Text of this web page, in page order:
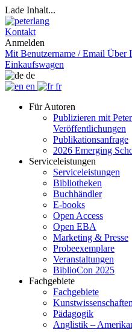
Lade Inhalt...
Kontakt
Anmelden
Mit Benutzername / Email Über
Einkaufswagen
de
en
fr
Für Autoren
Publizieren mit
Veröffentlichungen
Publikationsanfrage
2026 Emerging
Serviceleistungen
Serviceleistungen
Bibliotheken
Buchhändler
E-books
Open Access
Open EBA
Marketing & Presse
Probeexemplare
Veranstaltungen
BiblioCon 2025
Fachgebiete
Fachgebiete
Kunstwissenschaften
Pädagogik
Anglistik –